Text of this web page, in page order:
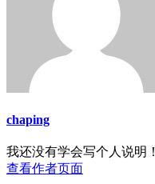
chaping
我还没有学会写个人说明！
查看作者页面